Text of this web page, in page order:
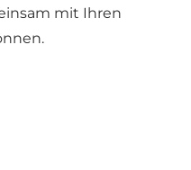
mit Ihren